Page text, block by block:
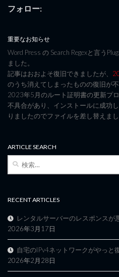
フォロー:
重要なお知らせ
Word Press の Search Regexと言う
ました。
記事はおおよそ復旧できましたが、
のうち消えてしまったものの復旧が
2023年5月のルート証明書の更新プ
不具合があり、インストールに成功
りましたのでファイルを差し替えま
ARTICLE SEARCH
検
RECENT ARTICLES
レンタルサーバーのレスポンスが
2026年3月17日
自宅のIPv4ネットワークがやっと
2026年2月28日